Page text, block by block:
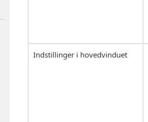
Indstillinger i hovedvinduet